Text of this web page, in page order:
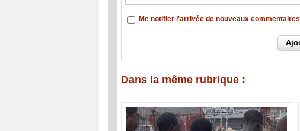
Me notifier l'arrivée de nouveaux commentaires
Dans la même rubrique :